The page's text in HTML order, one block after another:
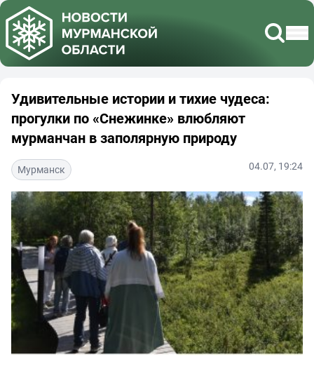
Удивительные истории и тихие чудеса:
прогулки по «Снежинке» влюбляют
мурманчан в заполярную природу
Мурманск 04.07, 19:24